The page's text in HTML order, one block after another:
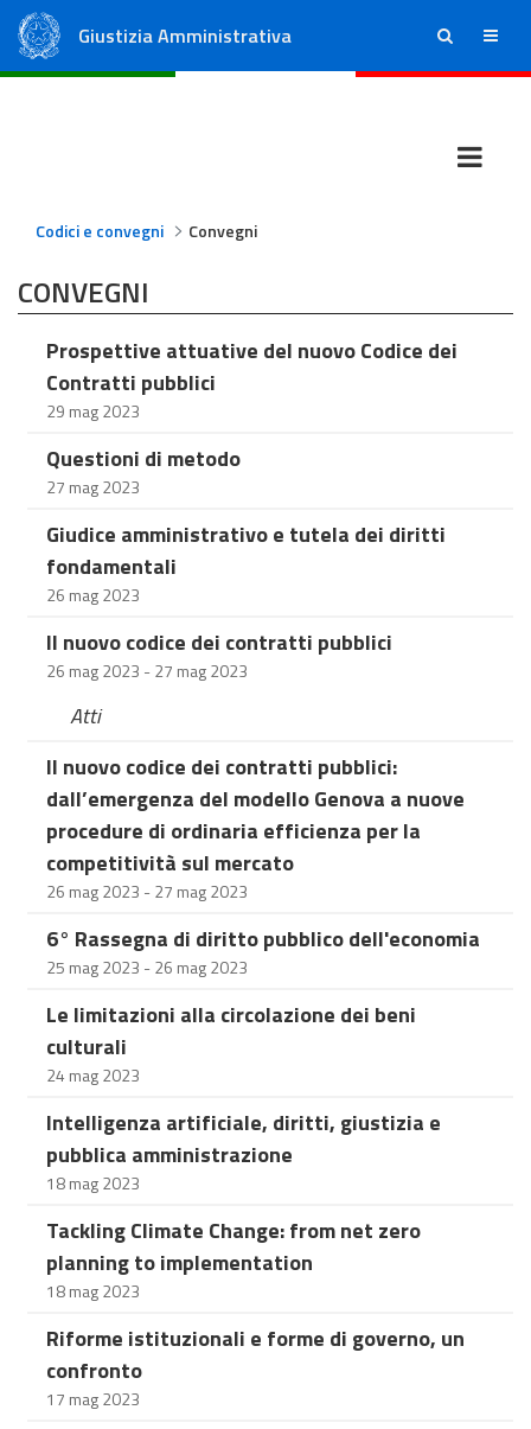
Giustizia Amministrativa ricerca menu
Codici e convegni Convegni
CONVEGNI
Prospettive attuative del nuovo Codice dei
Contratti pubblici
29 mag 2023
Questioni di metodo
27 mag 2023
Giudice amministrativo e tutela dei diritti
fondamentali
26 mag 2023
Il nuovo codice dei contratti pubblici
26 mag 2023 - 27 mag 2023
Atti
Il nuovo codice dei contratti pubblici:
dall’emergenza del modello Genova a nuove
procedure di ordinaria efficienza per la
competitività sul mercato
26 mag 2023 - 27 mag 2023
6° Rassegna di diritto pubblico dell'economia
25 mag 2023 - 26 mag 2023
Le limitazioni alla circolazione dei beni
culturali
24 mag 2023
Intelligenza artificiale, diritti, giustizia e
pubblica amministrazione
18 mag 2023
Tackling Climate Change: from net zero
planning to implementation
18 mag 2023
Riforme istituzionali e forme di governo, un
confronto
17 mag 2023